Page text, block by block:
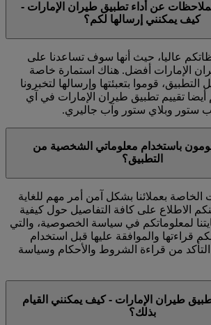
عن أداء تطبيق طيران الإمارات -
كيف يمكنني إرسالها لكم؟
عاليا، حيث أنها سوف تساعدنا على
الإمارات أفضل. هناك استمارة خاصة
قوموا بتعبئتها وإرسالها لتخبرونا
أيضا تقييم تطبيق طيران الإمارات في آي
ستور وبلاي ستور وآب جاليري.
باستخدام معلوماتي الشخصية من
التطبيق؟
بعملائنا بشكل آمن أمر مهم للغاية
الاطلاع على كافة التفاصيل حول كيفية
لمعلوماتكم في سياسة الخصوصية، والتي
والموافقة عليها قبل استخدام
من قراءة الشروط والأحكام وسياسة
طيران الإمارات - كيف يمكنني القيام
بذلك؟